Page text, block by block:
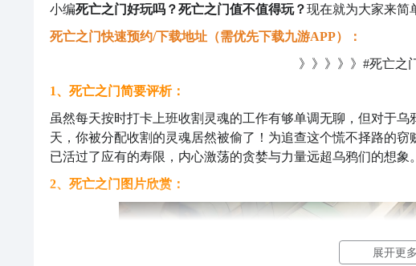
小编死亡之门好玩吗？死亡之门值不值得玩？现在就为大家来简
死亡之门快速预约/下载地址（需优先下载九游APP）：
》》》》》#死亡之
1、死亡之门简要评析：
虽然每天按时打卡上班收割灵魂的工作有够单调无聊，但对于
天，你被分配收割的灵魂居然被偷了！为追查这个慌不择路的
已活过了应有的寿限，内心激荡的贪婪与力量远超乌鸦们的想象。
2、死亡之门图片欣赏：
展开更多